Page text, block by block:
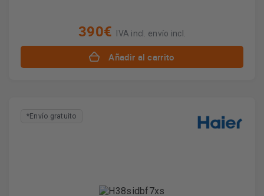
390€ IVA incl. envío incl.
Añadir al carrito
*Envío gratuito